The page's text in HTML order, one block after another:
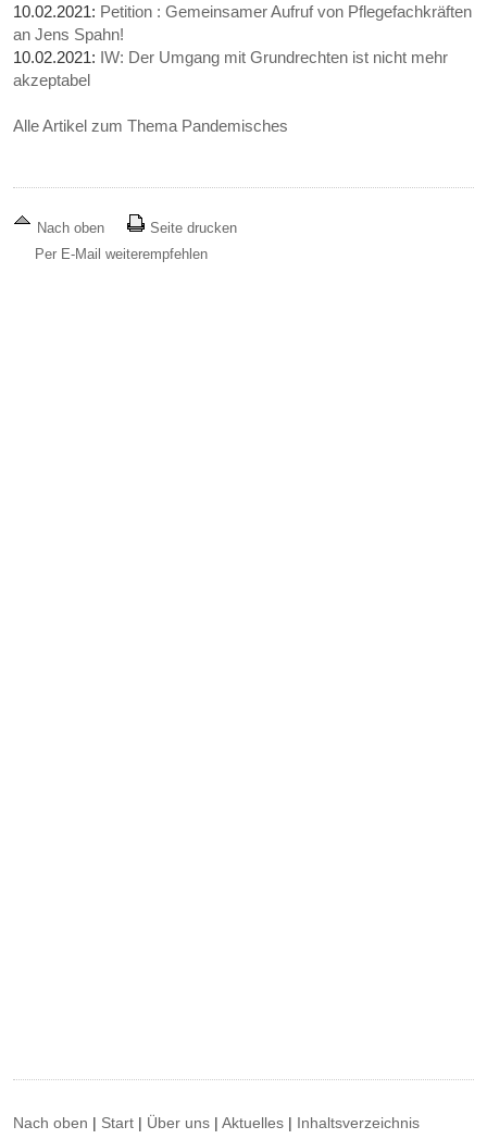
10.02.2021: Petition : Gemeinsamer Aufruf von Pflegefachkräften
an Jens Spahn!
10.02.2021: IW: Der Umgang mit Grundrechten ist nicht mehr
akzeptabel
Alle Artikel zum Thema Pandemisches
Nach oben
Seite drucken
Per E-Mail weiterempfehlen
Nach oben | Start | Über uns |Aktuelles | Inhaltsverzeichnis